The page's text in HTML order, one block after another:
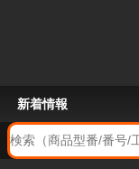
新着情報